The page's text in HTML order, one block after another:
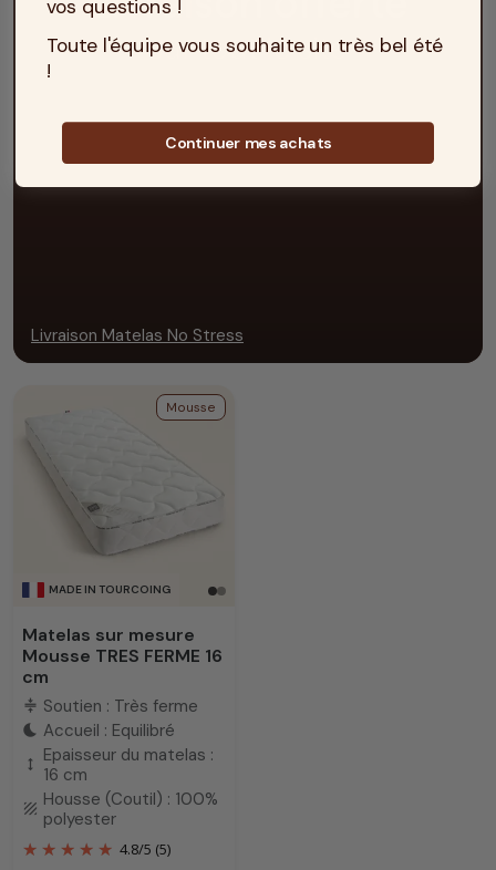
Livraison Matelas No Stress
MADE IN TOURCOING
Mousse
Matelas sur mesure
Mousse TRES FERME 16
cm
compress Soutien : Très ferme
bedtime Accueil : Equilibré
height
Epaisseur du matelas :
16 cm
texture Housse (Coutil) : 100%
polyester
4.8/5 (5)
vos questions !
Toute l'équipe vous souhaite un très bel été
!
Continuer mes achats